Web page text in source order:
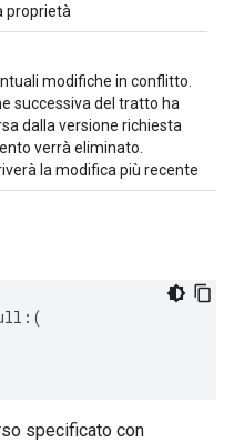
proprietà
modifiche in conflitto.
successiva del tratto ha
dalla versione richiesta
verrà eliminato.
la modifica più recente
specificato con